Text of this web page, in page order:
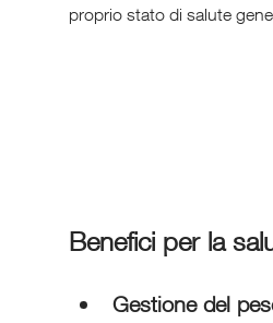
proprio stato di salute
Benefici per la
Gestione del